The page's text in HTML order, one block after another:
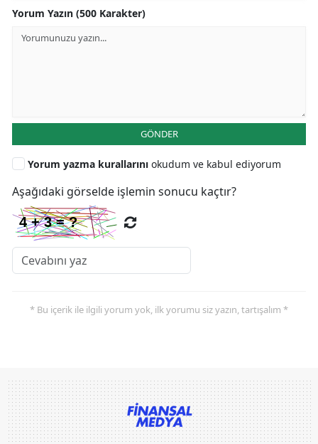
Yorum Yazın (500 Karakter)
GÖNDER
Yorum yazma kurallarını okudum ve kabul ediyorum
Aşağıdaki görselde işlemin sonucu kaçtır?
* Bu içerik ile ilgili yorum yok, ilk yorumu siz yazın, tartışalım *